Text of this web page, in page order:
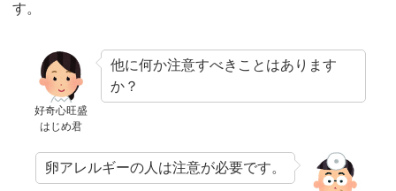
す。
好奇心旺盛
はじめ君
他に何か注意すべきことはあります
か？
卵アレルギーの人は注意が必要です。